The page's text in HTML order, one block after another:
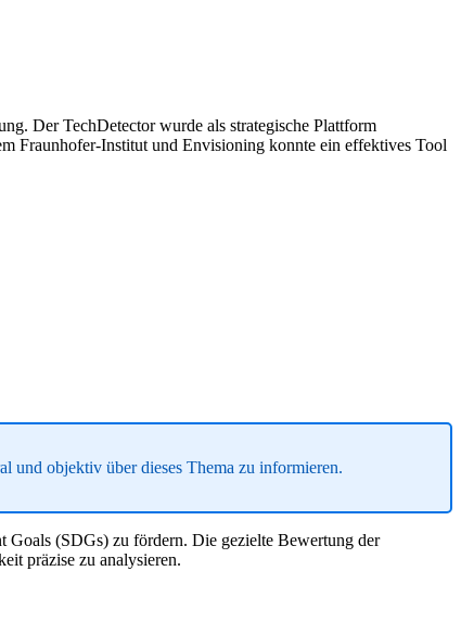
Der TechDetector wurde als strategische Plattform
Fraunhofer-Institut und Envisioning konnte ein effektives Tool
und objektiv über dieses Thema zu informieren.
Goals (SDGs) zu fördern. Die gezielte Bewertung der
präzise zu analysieren.